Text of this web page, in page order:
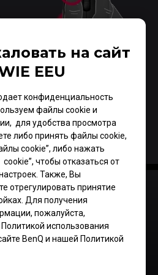
на сайт
EEU
конфиденциальность
файлы cookie и
для удобства просмотра
либо принять файлы cookie,
cookie”, либо нажать
чтобы отказаться от
Также, Вы
отрегулировать принятие
Для получения
пожалуйста,
использования
BenQ и нашей Политикой
нажатия
размещение
пальца